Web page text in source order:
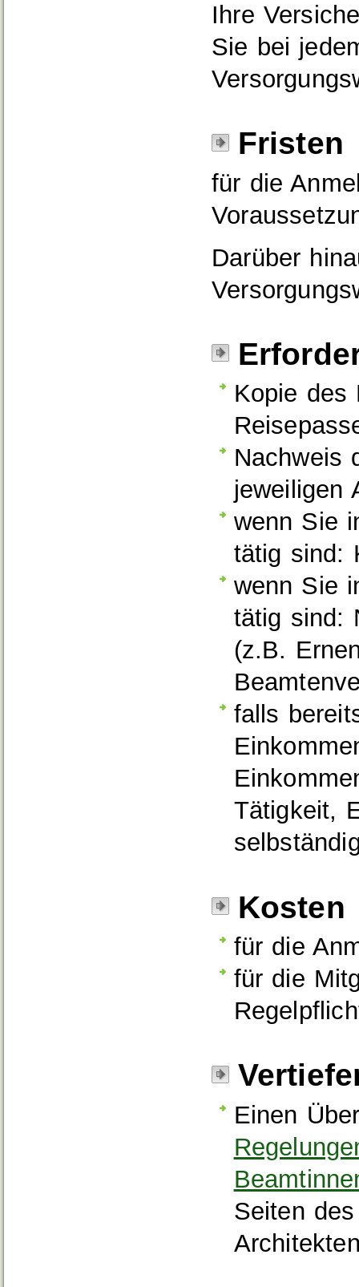
Ihre
Sie bei
Fristen
für die
Darüber
Kopie des
Nachweis
jeweiligen
wenn Sie
tätig sind:
wenn Sie
tätig sind:
(z.B.
falls
Tätigkeit,
Kosten
für die
für die
Einen
Seiten